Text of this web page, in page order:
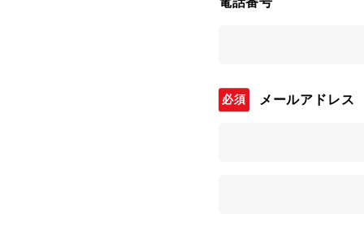
メールアドレス